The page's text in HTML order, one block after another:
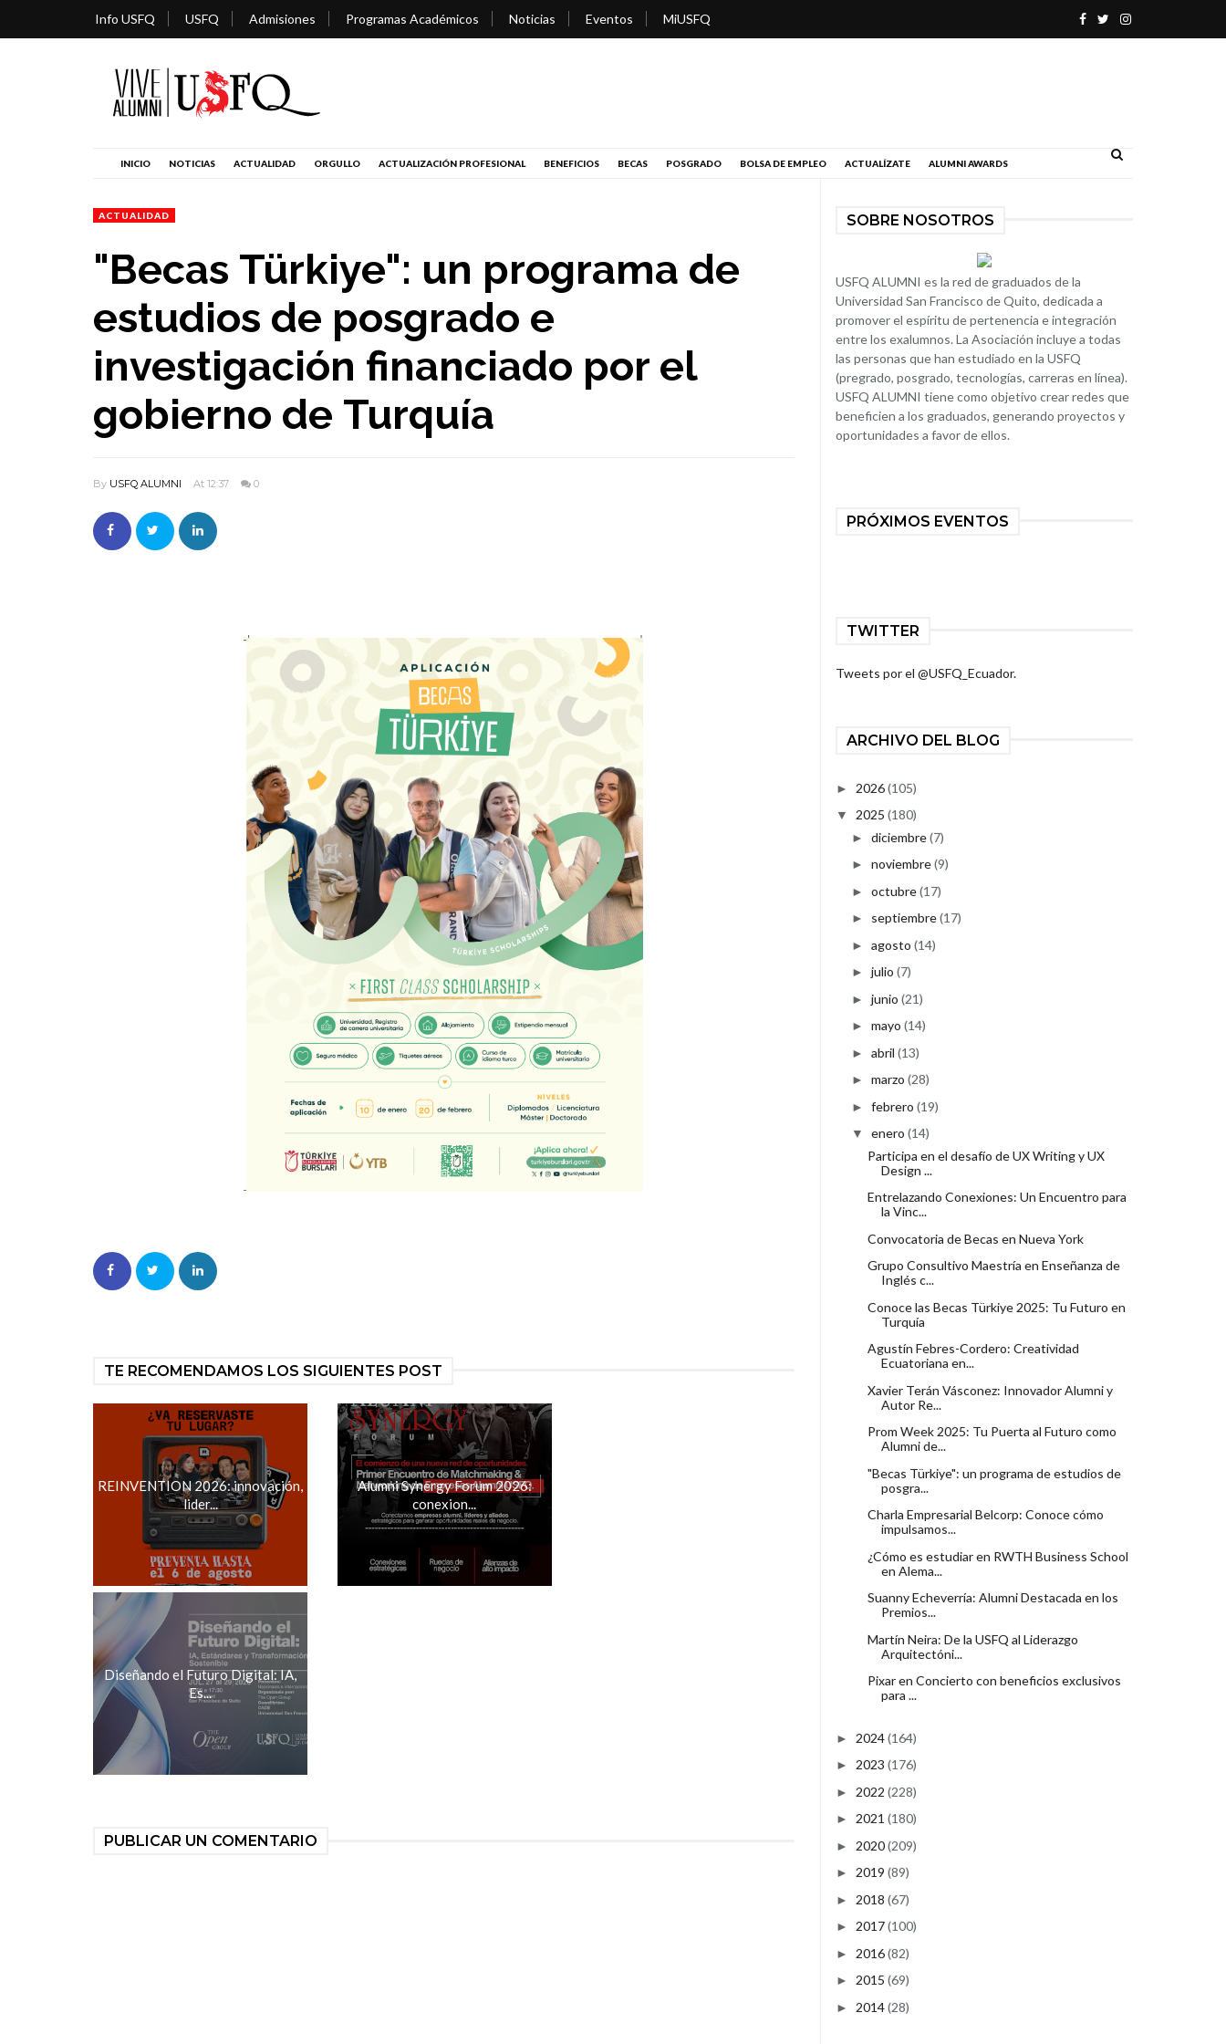
Info USFQ USFQ Admisiones Programas Académicos Noticias Eventos MiUSFQ
INICIO NOTICIAS ACTUALIDAD ORGULLO ACTUALIZACIÓN PROFESIONAL BENEFICIOS BECAS POSGRADO BOLSA DE EMPLEO ACTUALÍZATE ALUMNI AWARDS
ACTUALIDAD
"Becas Türkiye": un programa de
estudios de posgrado e
investigación financiado por el
gobierno de Turquía
By USFQ ALUMNI At 12:37 0
TE RECOMENDAMOS LOS SIGUIENTES POST
REINVENTION 2026: innovación,
lider...
Alumni Synergy Forum 2026:
conexion...
Diseñando el Futuro Digital: IA,
Es...
PUBLICAR UN COMENTARIO
SOBRE NOSOTROS
USFQ ALUMNI es la red de graduados de la
Universidad San Francisco de Quito, dedicada a
promover el espíritu de pertenencia e integración
entre los exalumnos. La Asociación incluye a todas
las personas que han estudiado en la USFQ
(pregrado, posgrado, tecnologías, carreras en línea).
USFQ ALUMNI tiene como objetivo crear redes que
beneficien a los graduados, generando proyectos y
oportunidades a favor de ellos.
PRÓXIMOS EVENTOS
TWITTER
Tweets por el @USFQ_Ecuador.
ARCHIVO DEL BLOG
► 2026(105)
▼ 2025 (180)
► diciembre(7)
► noviembre(9)
► octubre(17)
► septiembre(17)
► agosto (14)
► julio (7)
► junio (21)
► mayo (14)
► abril (13)
► marzo (28)
► febrero (19)
▼ enero (14)
Participa en el desafío de UX Writing y UX
Design ...
Entrelazando Conexiones: Un Encuentro para
la Vinc...
Convocatoria de Becas en Nueva York
Grupo Consultivo Maestría en Enseñanza de
Inglés c...
Conoce las Becas Türkiye 2025: Tu Futuro en
Turquía
Agustín Febres-Cordero: Creatividad
Ecuatoriana en...
Xavier Terán Vásconez: Innovador Alumni y
Autor Re...
Prom Week 2025: Tu Puerta al Futuro como
Alumni de...
"Becas Türkiye": un programa de estudios de
posgra...
Charla Empresarial Belcorp: Conoce cómo
impulsamos...
¿Cómo es estudiar en RWTH Business School
en Alema...
Suanny Echeverría: Alumni Destacada en los
Premios...
Martín Neira: De la USFQ al Liderazgo
Arquitectóni...
Pixar en Concierto con beneficios exclusivos
para ...
► 2024(164)
► 2023 (176)
► 2022 (228)
► 2021 (180)
► 2020(209)
► 2019 (89)
► 2018 (67)
► 2017(100)
► 2016(82)
► 2015 (69)
► 2014(28)